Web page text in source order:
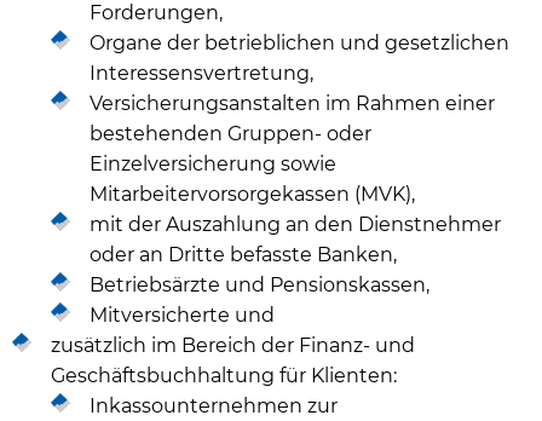
Forderungen,
Organe der betrieblichen und gesetzlichen
Interessensvertretung,
Versicherungsanstalten im Rahmen einer
bestehenden Gruppen- oder
Einzelversicherung sowie
Mitarbeitervorsorgekassen (MVK),
mit der Auszahlung an den Dienstnehmer
oder an Dritte befasste Banken,
Betriebsärzte und Pensionskassen,
Mitversicherte und
zusätzlich im Bereich der Finanz- und
Geschäftsbuchhaltung für Klienten:
Inkassounternehmen zur